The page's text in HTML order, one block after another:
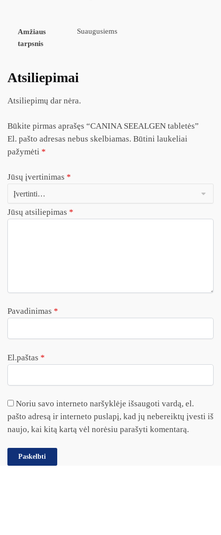
Amžiaus
tarpsnis
Suaugusiems
Atsiliepimai
Atsiliepimų dar nėra.
Būkite pirmas aprašęs “CANINA SEEALGEN tabletės”
El. pašto adresas nebus skelbiamas. Būtini laukeliai
pažymėti *
Jūsų įvertinimas *
Jūsų atsiliepimas *
Pavadinimas *
El.paštas *
Noriu savo interneto naršyklėje išsaugoti vardą, el.
pašto adresą ir interneto puslapį, kad jų nebereiktų įvesti iš
naujo, kai kitą kartą vėl norėsiu parašyti komentarą.